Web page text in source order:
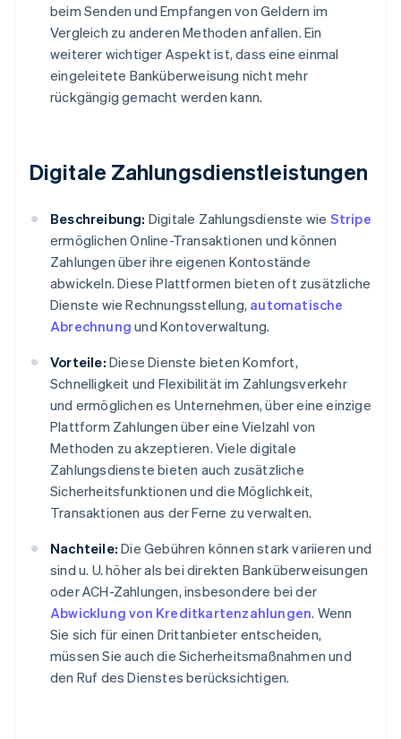
beim Senden und Empfangen von Geldern im
Vergleich zu anderen Methoden anfallen. Ein
weiterer wichtiger Aspekt ist, dass eine einmal
eingeleitete Banküberweisung nicht mehr
rückgängig gemacht werden kann.
Digitale Zahlungsdienstleistungen
Beschreibung: Digitale Zahlungsdienste wie Stripe
ermöglichen Online-Transaktionen und können
Zahlungen über ihre eigenen Kontostände
abwickeln. Diese Plattformen bieten oft zusätzliche
Dienste wie Rechnungsstellung, automatische
Abrechnung und Kontoverwaltung.
Vorteile: Diese Dienste bieten Komfort,
Schnelligkeit und Flexibilität im Zahlungsverkehr
und ermöglichen es Unternehmen, über eine einzige
Plattform Zahlungen über eine Vielzahl von
Methoden zu akzeptieren. Viele digitale
Zahlungsdienste bieten auch zusätzliche
Sicherheitsfunktionen und die Möglichkeit,
Transaktionen aus der Ferne zu verwalten.
Nachteile: Die Gebühren können stark variieren und
sind u. U. höher als bei direkten Banküberweisungen
oder ACH-Zahlungen, insbesondere bei der
Abwicklung von Kreditkartenzahlungen. Wenn
Sie sich für einen Drittanbieter entscheiden,
müssen Sie auch die Sicherheitsmaßnahmen und
den Ruf des Dienstes berücksichtigen.